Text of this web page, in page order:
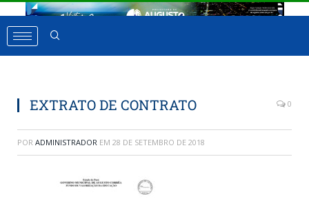
EXTRATO DE CONTRATO 0
POR ADMINISTRADOR EM 28 DE SETEMBRO DE 2018